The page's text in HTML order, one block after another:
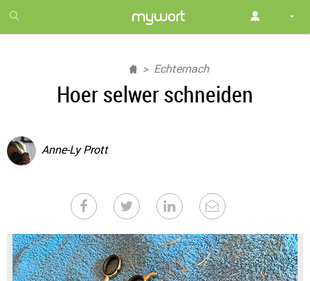
month
free
Echternach
Hoer selwer schneiden
Anne-Ly Prott